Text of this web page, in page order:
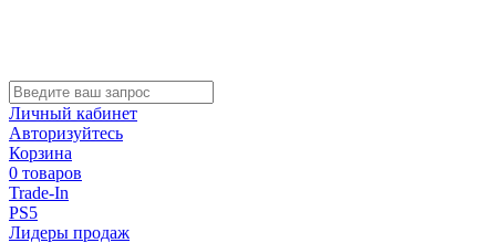
Личный кабинет
Авторизуйтесь
Корзина
0 товаров
Trade-In
PS5
Лидеры продаж